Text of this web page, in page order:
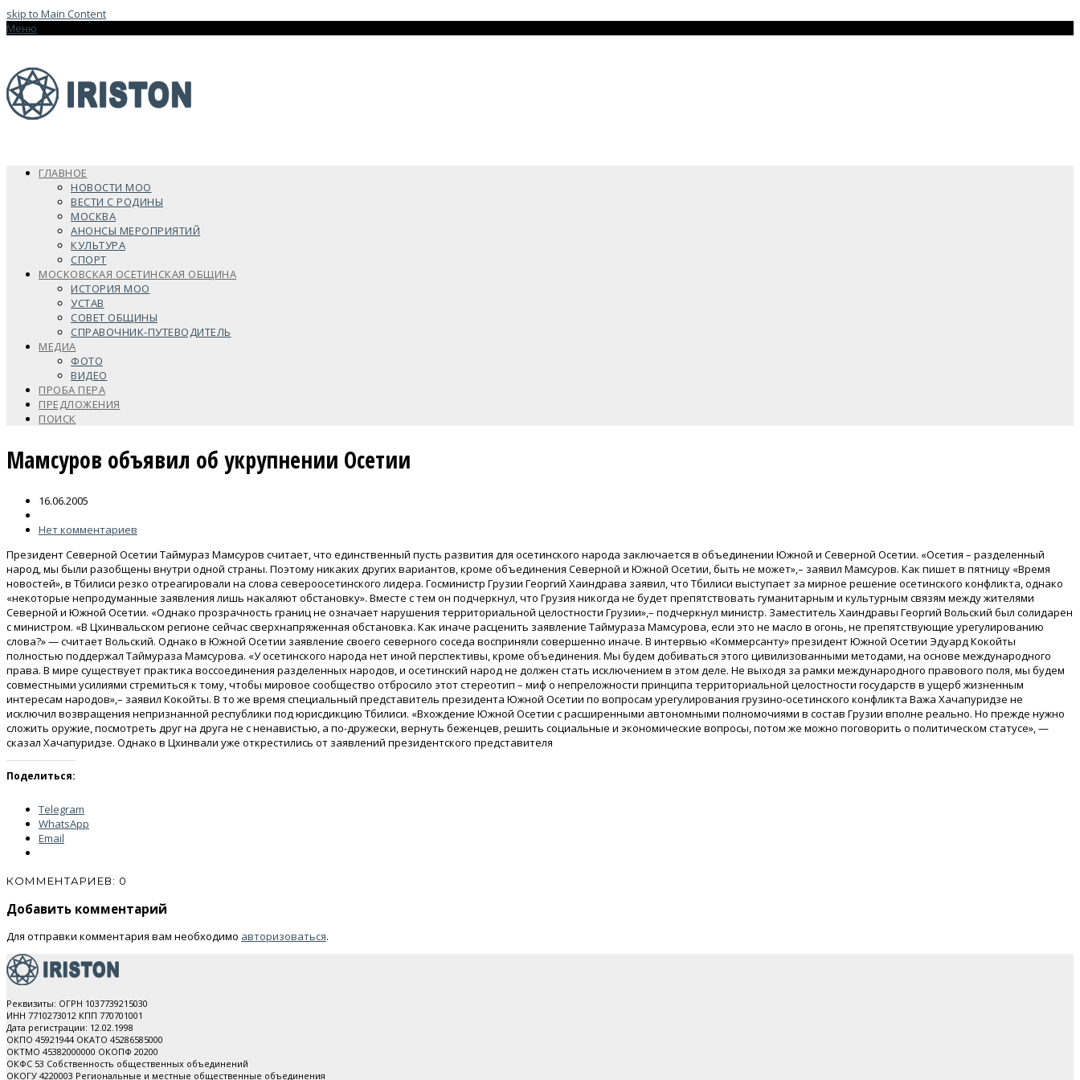
skip to Main Content
Меню
ГЛАВНОЕ
НОВОСТИ МОО
ВЕСТИ С РОДИНЫ
МОСКВА
АНОНСЫ МЕРОПРИЯТИЙ
КУЛЬТУРА
СПОРТ
МОСКОВСКАЯ ОСЕТИНСКАЯ ОБЩИНА
ИСТОРИЯ МОО
УСТАВ
СОВЕТ ОБЩИНЫ
СПРАВОЧНИК-ПУТЕВОДИТЕЛЬ
МЕДИА
ФОТО
ВИДЕО
ПРОБА ПЕРА
ПРЕДЛОЖЕНИЯ
ПОИСК
Мамсуров объявил об укрупнении Осетии
16.06.2005
Нет комментариев
Президент Северной Осетии Таймураз Мамсуров считает, что единственный пусть развития для осетинского народа заключается в объединении Южной и Северной Осетии. «Осетия – разделенный
народ, мы были разобщены внутри одной страны. Поэтому никаких других вариантов, кроме объединения Северной и Южной Осетии, быть не может»,– заявил Мамсуров. Как пишет в пятницу «Время
новостей», в Тбилиси резко отреагировали на слова североосетинского лидера. Госминистр Грузии Георгий Хаиндрава заявил, что Тбилиси выступает за мирное решение осетинского конфликта, однако
«некоторые непродуманные заявления лишь накаляют обстановку». Вместе с тем он подчеркнул, что Грузия никогда не будет препятствовать гуманитарным и культурным связям между жителями
Северной и Южной Осетии. «Однако прозрачность границ не означает нарушения территориальной целостности Грузии»,– подчеркнул министр. Заместитель Хаиндравы Георгий Вольский был солидарен
с министром. «В Цхинвальском регионе сейчас сверхнапряженная обстановка. Как иначе расценить заявление Таймураза Мамсурова, если это не масло в огонь, не препятствующие урегулированию
слова?» — считает Вольский. Однако в Южной Осетии заявление своего северного соседа восприняли совершенно иначе. В интервью «Коммерсанту» президент Южной Осетии Эдуард Кокойты
полностью поддержал Таймураза Мамсурова. «У осетинского народа нет иной перспективы, кроме объединения. Мы будем добиваться этого цивилизованными методами, на основе международного
права. В мире существует практика воссоединения разделенных народов, и осетинский народ не должен стать исключением в этом деле. Не выходя за рамки международного правового поля, мы будем
совместными усилиями стремиться к тому, чтобы мировое сообщество отбросило этот стереотип – миф о непреложности принципа территориальной целостности государств в ущерб жизненным
интересам народов»,– заявил Кокойты. В то же время специальный представитель президента Южной Осетии по вопросам урегулирования грузино-осетинского конфликта Важа Хачапуридзе не
исключил возвращения непризнанной республики под юрисдикцию Тбилиси. «Вхождение Южной Осетии с расширенными автономными полномочиями в состав Грузии вполне реально. Но прежде нужно
сложить оружие, посмотреть друг на друга не с ненавистью, а по-дружески, вернуть беженцев, решить социальные и экономические вопросы, потом же можно поговорить о политическом статусе», —
сказал Хачапуридзе. Однако в Цхинвали уже открестились от заявлений президентского представителя
Поделиться:
Telegram
WhatsApp
Email
КОММЕНТАРИЕВ: 0
Добавить комментарий
Для отправки комментария вам необходимо авторизоваться.
Реквизиты: ОГРН 1037739215030
ИНН 7710273012 КПП 770701001
Дата регистрации: 12.02.1998
ОКПО 45921944 ОКАТО 45286585000
ОКТМО 45382000000 ОКОПФ 20200
ОКФС 53 Собственность общественных объединений
ОКОГУ 4220003 Региональные и местные общественные объединения